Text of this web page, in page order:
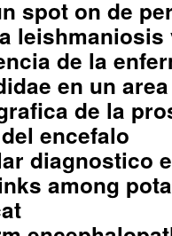
spot on de
de la
en un
de la
encefalo
diagnostico
among